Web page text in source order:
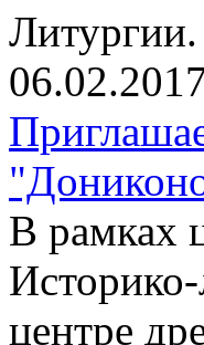
В рамках
центре